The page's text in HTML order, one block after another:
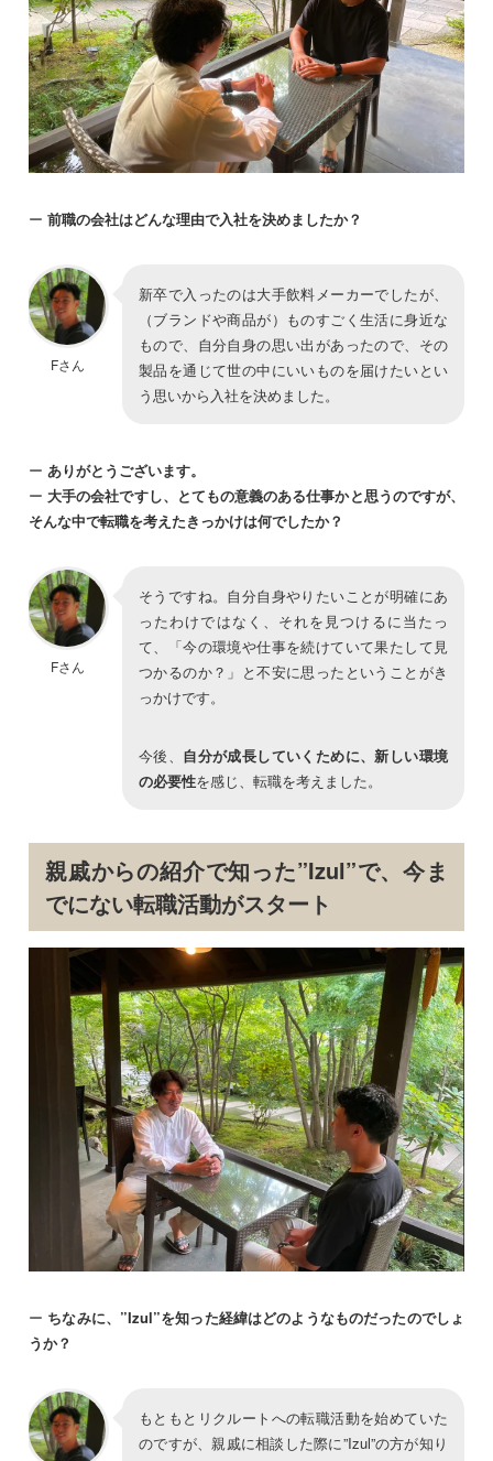
ー 前職の会社はどんな理由で入社を決めましたか？
Fさん
新卒で入ったのは大手飲料メーカーでしたが、
（ブランドや商品が）ものすごく生活に身近な
もので、自分自身の思い出があったので、その
製品を通じて世の中にいいものを届けたいとい
う思いから入社を決めました。
ー ありがとうございます。
ー大手の会社ですし、とてもの意義のある仕事かと思うのですが、
そんな中で転職を考えたきっかけは何でしたか？
Fさん
そうですね。自分自身やりたいことが明確にあ
ったわけではなく、それを見つけるに当たっ
て、「今の環境や仕事を続けていて果たして見
つかるのか？」と不安に思ったということがき
っかけです。
今後、 自分が成長していくために、新しい環境
の必要性を感じ、転職を考えました。
親戚からの紹介で知った”Izul”で、今ま
でにない転職活動がスタート
ー ちなみに、”Izul”を知った経緯はどのようなものだったのでしょ
うか？
もともとリクルートへの転職活動を始めていた
のですが、親戚に相談した際に”Izul”の方が知り